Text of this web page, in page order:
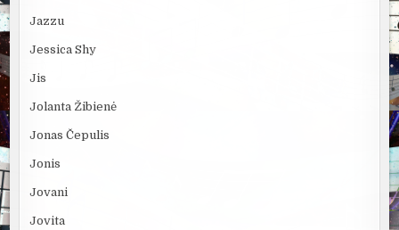
Jazzu
Jessica Shy
Jis
Jolanta Žibienė
Jonas Čepulis
Jonis
Jovani
Jovita